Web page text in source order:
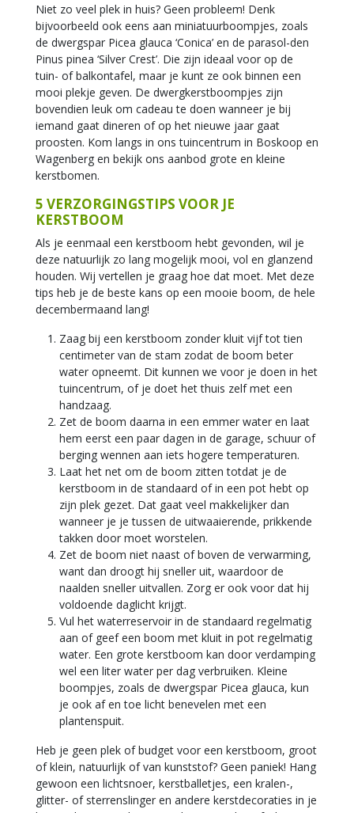
Niet zo veel plek in huis? Geen probleem! Denk
bijvoorbeeld ook eens aan miniatuurboompjes, zoals
de dwergspar Picea glauca ‘Conica’ en de parasol-den
Pinus pinea ‘Silver Crest’. Die zijn ideaal voor op de
tuin- of balkontafel, maar je kunt ze ook binnen een
mooi plekje geven. De dwergkerstboompjes zijn
bovendien leuk om cadeau te doen wanneer je bij
iemand gaat dineren of op het nieuwe jaar gaat
proosten. Kom langs in ons tuincentrum in Boskoop en
Wagenberg en bekijk ons aanbod grote en kleine
kerstbomen.
5 VERZORGINGSTIPS VOOR JE
KERSTBOOM
Als je eenmaal een kerstboom hebt gevonden, wil je
deze natuurlijk zo lang mogelijk mooi, vol en glanzend
houden. Wij vertellen je graag hoe dat moet. Met deze
tips heb je de beste kans op een mooie boom, de hele
decembermaand lang!
Zaag bij een kerstboom zonder kluit vijf tot tien
centimeter van de stam zodat de boom beter
water opneemt. Dit kunnen we voor je doen in het
tuincentrum, of je doet het thuis zelf met een
handzaag.
Zet de boom daarna in een emmer water en laat
hem eerst een paar dagen in de garage, schuur of
berging wennen aan iets hogere temperaturen.
Laat het net om de boom zitten totdat je de
kerstboom in de standaard of in een pot hebt op
zijn plek gezet. Dat gaat veel makkelijker dan
wanneer je je tussen de uitwaaierende, prikkende
takken door moet worstelen.
Zet de boom niet naast of boven de verwarming,
want dan droogt hij sneller uit, waardoor de
naalden sneller uitvallen. Zorg er ook voor dat hij
voldoende daglicht krijgt.
Vul het waterreservoir in de standaard regelmatig
aan of geef een boom met kluit in pot regelmatig
water. Een grote kerstboom kan door verdamping
wel een liter water per dag verbruiken. Kleine
boompjes, zoals de dwergspar Picea glauca, kun
je ook af en toe licht benevelen met een
plantenspuit.
Heb je geen plek of budget voor een kerstboom, groot
of klein, natuurlijk of van kunststof? Geen paniek! Hang
gewoon een lichtsnoer, kerstballetjes, een kralen-,
glitter- of sterrenslinger en andere kerstdecoraties in je